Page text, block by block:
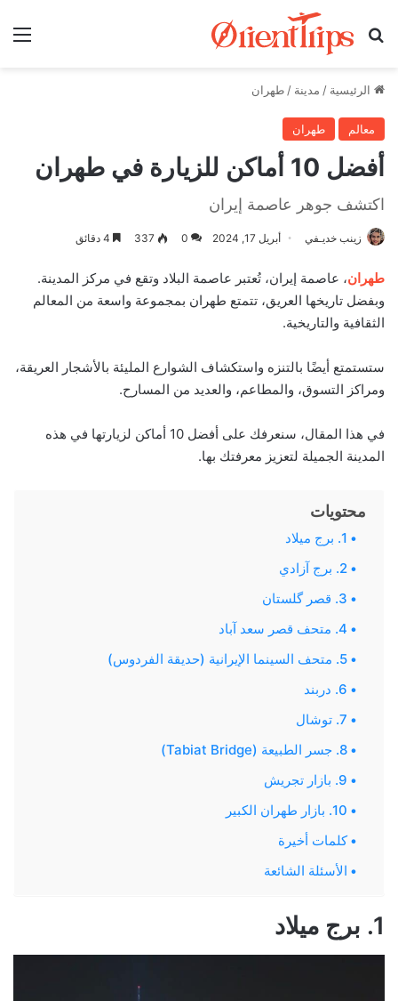
بحث عن
الرئيسية / مدينة / طهران
معالم طهران
أفضل 10 أماكن للزيارة في طهران
اكتشف جوهر عاصمة إيران
زينب خديـفي أبريل 17, 2024 0
337
طهران، عاصمة إيران، تُعتبر عاصمة البلاد وتقع في مركز المدينة.
وبفضل تاريخها العريق، تتمتع طهران بمجموعة واسعة من المعالم
الثقافية والتاريخية.
ستستمتع أيضًا بالتنزه واستكشاف الشوارع المليئة بالأشجار العريقة،
ومراكز التسوق، والمطاعم، والعديد من المسارح.
في هذا المقال، سنعرفك على أفضل 10 أماكن لزيارتها في هذه
المدينة الجميلة لتعزيز معرفتك بها.
محتويات
1. برج ميلاد
2. برج آزادي
3. قصر گلستان
4. متحف قصر سعد آباد
5. متحف السينما الإيرانية (حديقة الفردوس)
6. دربند
7. توشال
8. جسر الطبيعة (Tabiat Bridge)
9. بازار تجريش
10. بازار طهران الكبير
كلمات أخيرة
الأسئلة الشائعة
1. برج ميلاد